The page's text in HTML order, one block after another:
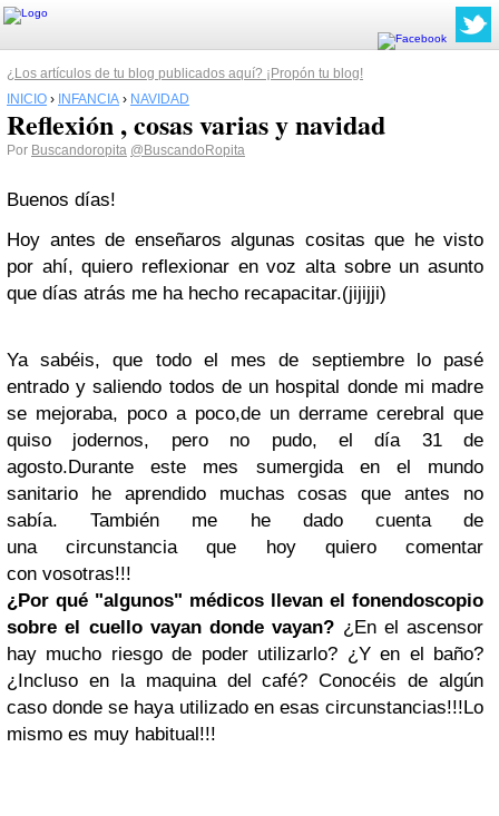
¿Los artículos de tu blog publicados aquí? ¡Propón tu blog!
INICIO › INFANCIA › NAVIDAD
Reflexión , cosas varias y navidad
Por Buscandoropita @BuscandoRopita
Buenos días!
Hoy antes de enseñaros algunas cositas que he visto
por ahí, quiero reflexionar en voz alta sobre un asunto
que días atrás me ha hecho recapacitar.(jijijji)
Ya sabéis, que todo el mes de septiembre lo pasé
entrado y saliendo todos de un hospital donde mi madre
se mejoraba, poco a poco,de un derrame cerebral que
quiso jodernos, pero no pudo, el día 31 de
agosto.Durante este mes sumergida en el mundo
sanitario he aprendido muchas cosas que antes no
sabía. También me he dado cuenta de
una circunstancia que hoy quiero comentar
con vosotras!!!
¿Por qué "algunos" médicos llevan el fonendoscopio
sobre el cuello vayan donde vayan? ¿En el ascensor
hay mucho riesgo de poder utilizarlo? ¿Y en el baño?
¿Incluso en la maquina del café? Conocéis de algún
caso donde se haya utilizado en esas circunstancias!!!Lo
mismo es muy habitual!!!